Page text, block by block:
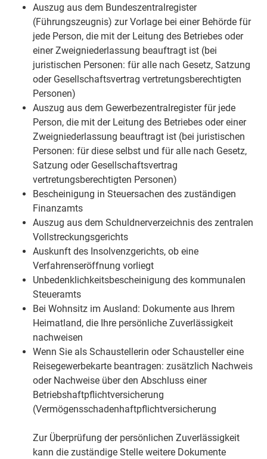
Auszug aus dem Bundeszentralregister
(Führungszeugnis) zur Vorlage bei einer Behörde für
jede Person, die mit der Leitung des Betriebes oder
einer Zweigniederlassung beauftragt ist (bei
juristischen Personen: für alle nach Gesetz, Satzung
oder Gesellschaftsvertrag vertretungsberechtigten
Personen)
Auszug aus dem Gewerbezentralregister für jede
Person, die mit der Leitung des Betriebes oder einer
Zweigniederlassung beauftragt ist (bei juristischen
Personen: für diese selbst und für alle nach Gesetz,
Satzung oder Gesellschaftsvertrag
vertretungsberechtigten Personen)
Bescheinigung in Steuersachen des zuständigen
Finanzamts
Auszug aus dem Schuldnerverzeichnis des zentralen
Vollstreckungsgerichts
Auskunft des Insolvenzgerichts, ob eine
Verfahrenseröffnung vorliegt
Unbedenklichkeitsbescheinigung des kommunalen
Steueramts
Bei Wohnsitz im Ausland: Dokumente aus Ihrem
Heimatland, die Ihre persönliche Zuverlässigkeit
nachweisen
Wenn Sie als Schaustellerin oder Schausteller eine
Reisegewerbekarte beantragen: zusätzlich Nachweis
oder Nachweise über den Abschluss einer
Betriebshaftpflichtversicherung
(Vermögensschadenhaftpflichtversicherung
Zur Überprüfung der persönlichen Zuverlässigkeit
kann die zuständige Stelle weitere Dokumente